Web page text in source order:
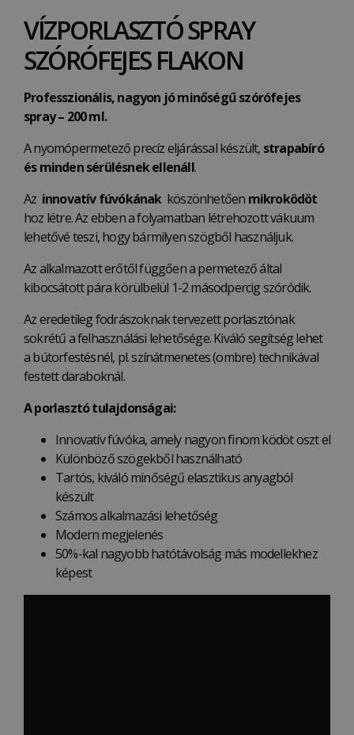
VÍZPORLASZTÓ SPRAY
SZÓRÓFEJES FLAKON
Professzionális, nagyon jó minőségű szórófejes
spray – 200 ml.
A nyomópermetező precíz eljárással készült, strapabíró
és minden sérülésnek ellenáll.
Az innovatív fúvókánakköszönhetően mikroködöt
hoz létre. Az ebben a folyamatban létrehozott vákuum
lehetővé teszi, hogy bármilyen szögből használjuk.
Az alkalmazott erőtől függően a permetező által
kibocsátott pára körülbelül 1-2 másodpercig szóródik.
Az eredetileg fodrászoknak tervezett porlasztónak
sokrétű a felhasználási lehetősége. Kiváló segítség lehet
a bútorfestésnél, pl. színátmenetes (ombre) technikával
festett daraboknál.
A porlasztó tulajdonságai:
Innovatív fúvóka, amely nagyon finom ködöt oszt el
Különböző szögekből használható
Tartós, kiváló minőségű elasztikus anyagból
készült
Számos alkalmazási lehetőség
Modern megjelenés
50%-kal nagyobb hatótávolság más modellekhez
képest